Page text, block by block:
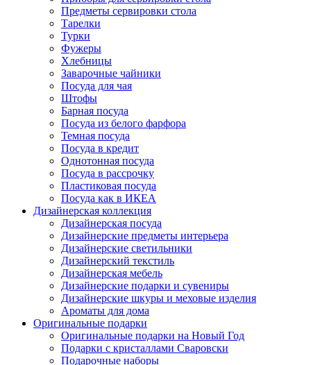
Предметы сервировки стола
Тарелки
Турки
Фужеры
Хлебницы
Заварочные чайники
Посуда для чая
Штофы
Барная посуда
Посуда из белого фарфора
Темная посуда
Посуда в кредит
Однотонная посуда
Посуда в рассрочку
Пластиковая посуда
Посуда как в ИКЕА
Дизайнерская коллекция
Дизайнерская посуда
Дизайнерские предметы интерьера
Дизайнерские светильники
Дизайнерский текстиль
Дизайнерская мебель
Дизайнерские подарки и сувениры
Дизайнерские шкуры и меховые изделия
Ароматы для дома
Оригинальные подарки
Оригинальные подарки на Новый Год
Подарки с кристаллами Сваровски
Подарочные наборы